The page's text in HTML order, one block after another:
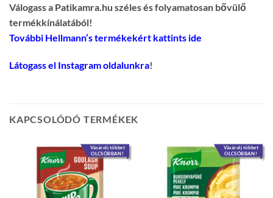
Válogass a Patikamra.hu széles és folyamatosan bővülő
termékkínálatából!
További Hellmann’s termékekért kattints ide
Látogass el Instagram oldalunkra!
KAPCSOLÓDÓ TERMÉKEK
Vásárolj többet
OLCSÓBBAN!
Vásárolj többet
OLCSÓBBAN!